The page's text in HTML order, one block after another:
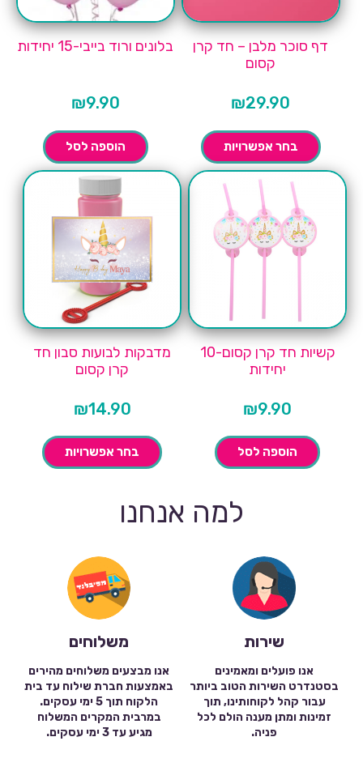
דף סוכר מלבן – חד קרן
קסום
₪29.90
בחר אפשרויות
בלונים ורוד בייבי-15 יחידות
₪9.90
הוספה לסל
קשיות חד קרן קסום-10
יחידות
₪9.90
הוספה לסל
מדבקות לבועות סבון חד
קרן קסום
₪14.90
בחר אפשרויות
למה אנחנו
שירות
אנו פועלים ומאמינים
בסטנדרט השירות הטוב ביותר
עבור קהל לקוחותינו, תוך
זמינות ומתן מענה הולם לכל
פניה.
משלוחים
אנו מבצעים משלוחים מהירים
באמצעות חברת שילוח עד בית
הלקוח תוך 5 ימי עסקים.
במרבית המקרים המשלוח
מגיע עד 3 ימי עסקים.